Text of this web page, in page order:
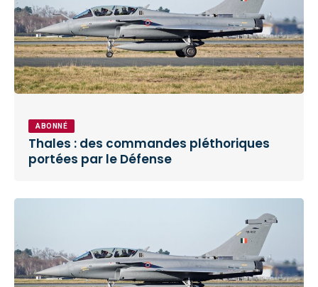
ABONNÉ
Thales : des commandes pléthoriques
portées par le Défense